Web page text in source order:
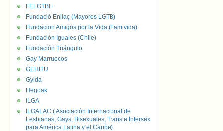
FELGTBI+
Fundació Enllaç (Mayores LGTB)
Fundacion Amigos por la Vida (Famivida)
Fundación Iguales (Chile)
Fundación Triángulo
Gay Marruecos
GEHITU
Gylda
Hegoak
ILGA
ILGALAC ( Asociación Internacional de
Lesbianas, Gays, Bisexuales, Trans e Intersex
para América Latina y el Caribe)